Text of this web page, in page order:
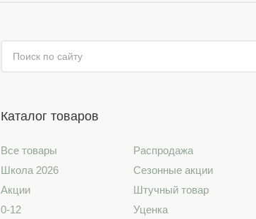
Каталог товаров
Все товары
Школа 2026
Акции
0-12
Распродажа
Сезонные акции
Штучный товар
Уценка